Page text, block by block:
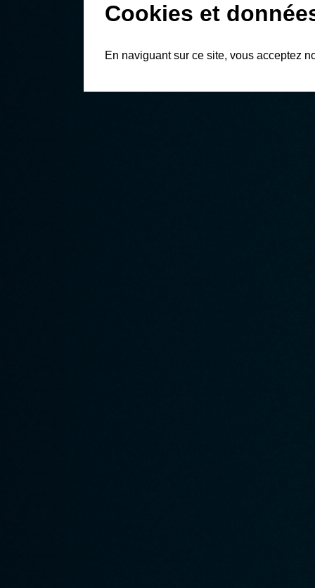
Cookies et
En naviguant sur ce site, vous acceptez